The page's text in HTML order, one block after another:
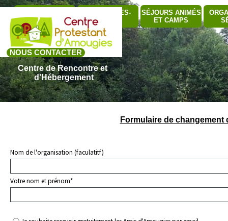
Aller au contenu
Sauter le
BÂTIMENTS
QUI SOMMES-
NOUS ?
▼
SÉJOURS ANIMÉS
ET CAMPS
NOUS CONTACTER
Centre de Rencontre et
d'Hébergement
Formulaire de
Nom de l'organisation (faculatitf)
Votre nom et prénom*